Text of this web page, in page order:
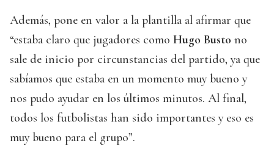
Además, pone en valor a la plantilla al afirmar que
“estaba claro que jugadores como Hugo Busto no
sale de inicio por circunstancias del partido, ya que
sabíamos que estaba en un momento muy bueno y
nos pudo ayudar en los últimos minutos. Al final,
todos los futbolistas han sido importantes y eso es
muy bueno para el grupo”.